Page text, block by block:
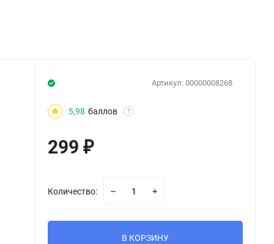
Артикул: 00000008268
5,98 баллов ?
299₽
Количество:
В КОРЗИНУ